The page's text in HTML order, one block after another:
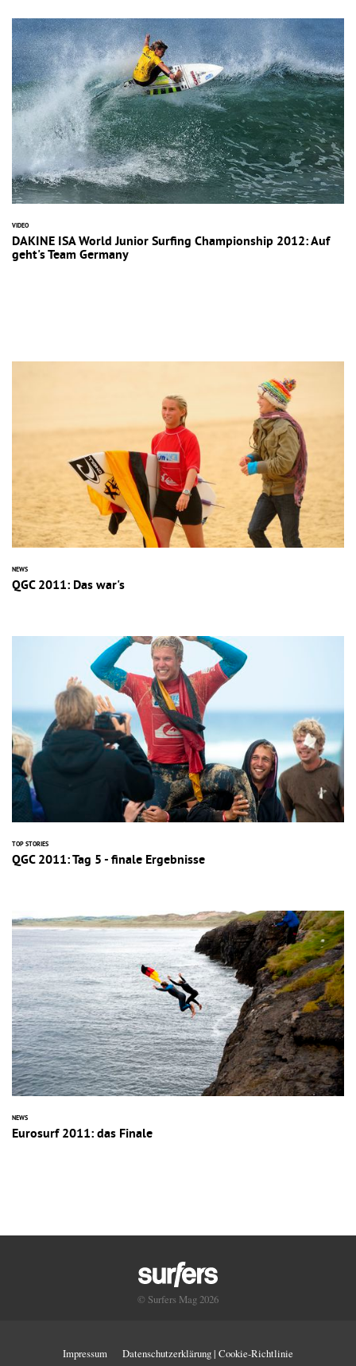
VIDEO
DAKINE ISA World Junior Surfing Championship 2012: Auf
geht's Team Germany
NEWS
QGC 2011: Das war's
TOP STORIES
QGC 2011: Tag 5 - finale Ergebnisse
NEWS
Eurosurf 2011: das Finale
© Surfers Mag 2026
Impressum Datenschutzerklärung | Cookie-Richtlinie